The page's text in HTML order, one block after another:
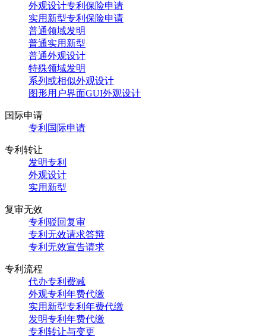
外观设计专利保险申请
实用新型专利保险申请
普通领域发明
普通实用新型
普通外观设计
特殊领域发明
系列或相似外观设计
图形用户界面GUI外观设计
国际申请
专利国际申请
专利转让
发明专利
外观设计
实用新型
复审无效
专利驳回复审
专利无效请求答辩
专利无效宣告请求
专利流程
代办专利费减
外观专利年费代缴
实用新型专利年费代缴
发明专利年费代缴
专利转让与变更